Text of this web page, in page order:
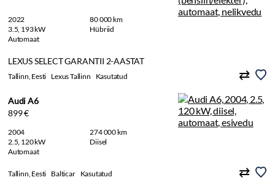
2022
80 000 km
3.5, 193 kW
Hübriid
Automaat
LEXUS SELECT GARANTII 2-AASTAT
Tallinn, Eesti Lexus Tallinn Kasutatud
Audi A6
899 €
2004
274 000 km
2.5, 120 kW
Diisel
Automaat
Tallinn, Eesti Balticar Kasutatud